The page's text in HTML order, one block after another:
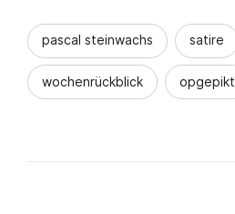
pascal steinwachs satire
wochenrückblick opgepikt